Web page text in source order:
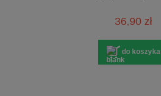
36,90 zł
do koszyka